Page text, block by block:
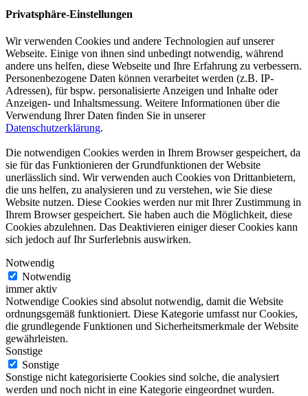
Privatsphäre-Einstellungen
Wir verwenden Cookies und andere Technologien auf unserer
Webseite. Einige von ihnen sind unbedingt notwendig, während
andere uns helfen, diese Webseite und Ihre Erfahrung zu verbessern.
Personenbezogene Daten können verarbeitet werden (z.B. IP-
Adressen), für bspw. personalisierte Anzeigen und Inhalte oder
Anzeigen- und Inhaltsmessung. Weitere Informationen über die
Verwendung Ihrer Daten finden Sie in unserer
Datenschutzerklärung.
Die notwendigen Cookies werden in Ihrem Browser gespeichert, da
sie für das Funktionieren der Grundfunktionen der Website
unerlässlich sind. Wir verwenden auch Cookies von Drittanbietern,
die uns helfen, zu analysieren und zu verstehen, wie Sie diese
Website nutzen. Diese Cookies werden nur mit Ihrer Zustimmung in
Ihrem Browser gespeichert. Sie haben auch die Möglichkeit, diese
Cookies abzulehnen. Das Deaktivieren einiger dieser Cookies kann
sich jedoch auf Ihr Surferlebnis auswirken.
Notwendig
Notwendig
immer aktiv
Notwendige Cookies sind absolut notwendig, damit die Website
ordnungsgemäß funktioniert. Diese Kategorie umfasst nur Cookies,
die grundlegende Funktionen und Sicherheitsmerkmale der Website
gewährleisten.
Sonstige
Sonstige
Sonstige nicht kategorisierte Cookies sind solche, die analysiert
werden und noch nicht in eine Kategorie eingeordnet wurden.